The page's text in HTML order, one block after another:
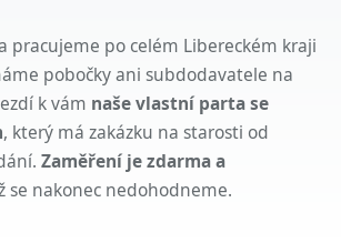
pracujeme po celém Libereckém kraji
pobočky ani subdodavatele na
k vám naše vlastní parta se
, který má zakázku na starosti od
Zaměření je zdarma a
se nakonec nedohodneme.